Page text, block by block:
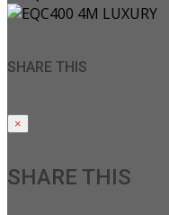
SHARE THIS
×
SHARE THIS